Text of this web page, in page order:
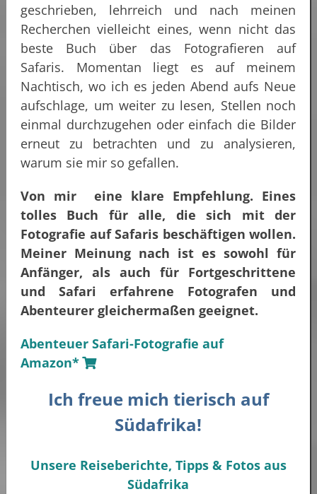
geschrieben, lehrreich und nach meinen
Recherchen vielleicht eines, wenn nicht das
beste Buch über das Fotografieren auf
Safaris. Momentan liegt es auf meinem
Nachtisch, wo ich es jeden Abend aufs Neue
aufschlage, um weiter zu lesen, Stellen noch
einmal durchzugehen oder einfach die Bilder
erneut zu betrachten und zu analysieren,
warum sie mir so gefallen.
Von mir eine klare Empfehlung. Eines
tolles Buch für alle, die sich mit der
Fotografie auf Safaris beschäftigen wollen.
Meiner Meinung nach ist es sowohl für
Anfänger, als auch für Fortgeschrittene
und Safari erfahrene Fotografen und
Abenteurer gleichermaßen geeignet.
Abenteuer Safari-Fotografie auf
Amazon*
Ich freue mich tierisch auf
Südafrika!
Unsere Reiseberichte, Tipps & Fotos aus
Südafrika